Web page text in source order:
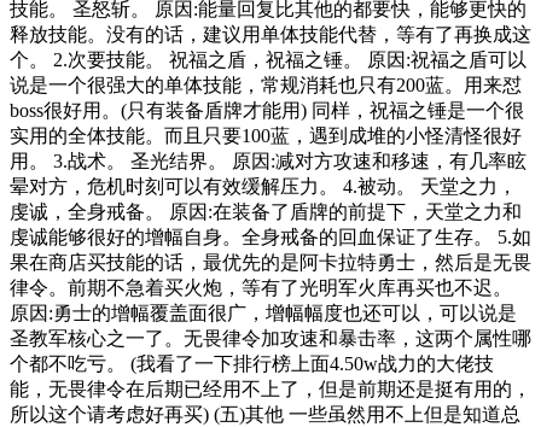
技能。 圣怒斩。 原因:能量回复比其他的都要快，能够更快的
释放技能。没有的话，建议用单体技能代替，等有了再换成这
个。 2.次要技能。 祝福之盾，祝福之锤。 原因:祝福之盾可以
说是一个很强大的单体技能，常规消耗也只有200蓝。用来怼
boss很好用。(只有装备盾牌才能用) 同样，祝福之锤是一个很
实用的全体技能。而且只要100蓝，遇到成堆的小怪清怪很好
用。 3.战术。 圣光结界。 原因:减对方攻速和移速，有几率眩
晕对方，危机时刻可以有效缓解压力。 4.被动。 天堂之力，
虔诚，全身戒备。 原因:在装备了盾牌的前提下，天堂之力和
虔诚能够很好的增幅自身。全身戒备的回血保证了生存。 5.如
果在商店买技能的话，最优先的是阿卡拉特勇士，然后是无畏
律令。前期不急着买火炮，等有了光明军火库再买也不迟。
原因:勇士的增幅覆盖面很广，增幅幅度也还可以，可以说是
圣教军核心之一了。无畏律令加攻速和暴击率，这两个属性哪
个都不吃亏。 (我看了一下排行榜上面4.50w战力的大佬技
能，无畏律令在后期已经用不上了，但是前期还是挺有用的，
所以这个请考虑好再买) (五)其他 一些虽然用不上但是知道总